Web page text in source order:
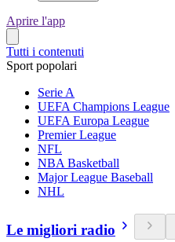
Aprire l'app
Tutti i contenuti
Sport popolari
Serie A
UEFA Champions League
UEFA Europa League
Premier League
NFL
NBA Basketball
Major League Baseball
NHL
Le migliori radio